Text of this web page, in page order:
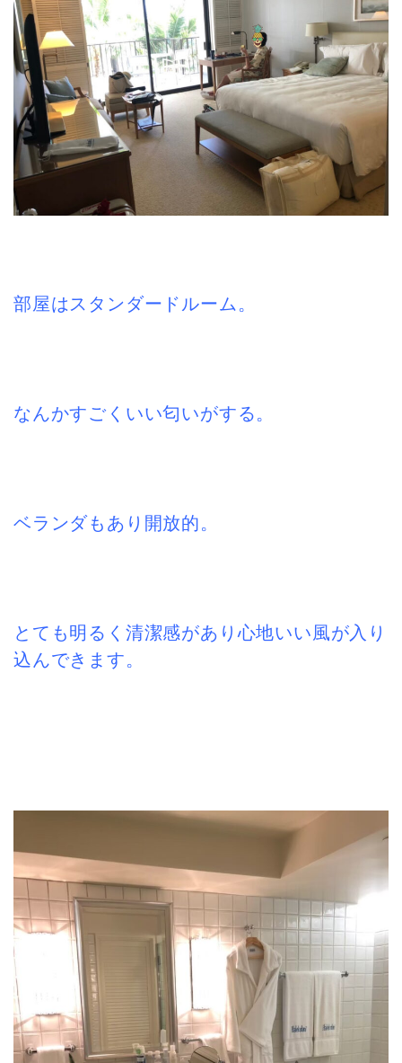
部屋はスタンダードルーム。
なんかすごくいい匂いがする。
ベランダもあり開放的。
とても明るく清潔感があり心地いい風が入り
込んできます。